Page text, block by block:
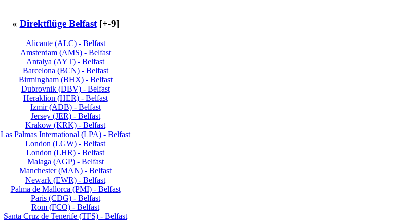
« Direktflüge Belfast[+-9]
Alicante (ALC) - Belfast
Amsterdam (AMS) - Belfast
Antalya (AYT) - Belfast
Barcelona (BCN) - Belfast
Birmingham (BHX) - Belfast
Dubrovnik (DBV) - Belfast
Heraklion (HER) - Belfast
Izmir (ADB) - Belfast
Jersey (JER) - Belfast
Krakow (KRK) - Belfast
Las Palmas International (LPA) - Belfast
London (LGW) - Belfast
London (LHR) - Belfast
Malaga (AGP) - Belfast
Manchester (MAN) - Belfast
Newark (EWR) - Belfast
Palma de Mallorca (PMI) - Belfast
Paris (CDG) - Belfast
Rom (FCO) - Belfast
Santa Cruz de Tenerife (TFS) - Belfast